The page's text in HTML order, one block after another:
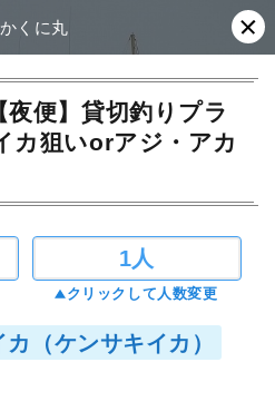
くに丸
夜便】貸切釣りプラ
カ狙いorアジ・アカ
1人
クリックして人数変更
カ（ケンサキイカ）